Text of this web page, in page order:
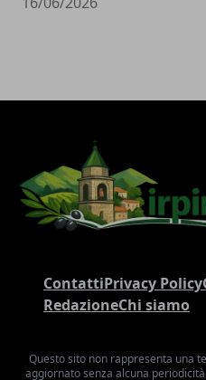
ContattiPrivacy Policy
RedazioneChi siamo
Questo sito non rappresenta una
aggiornato senza alcuna